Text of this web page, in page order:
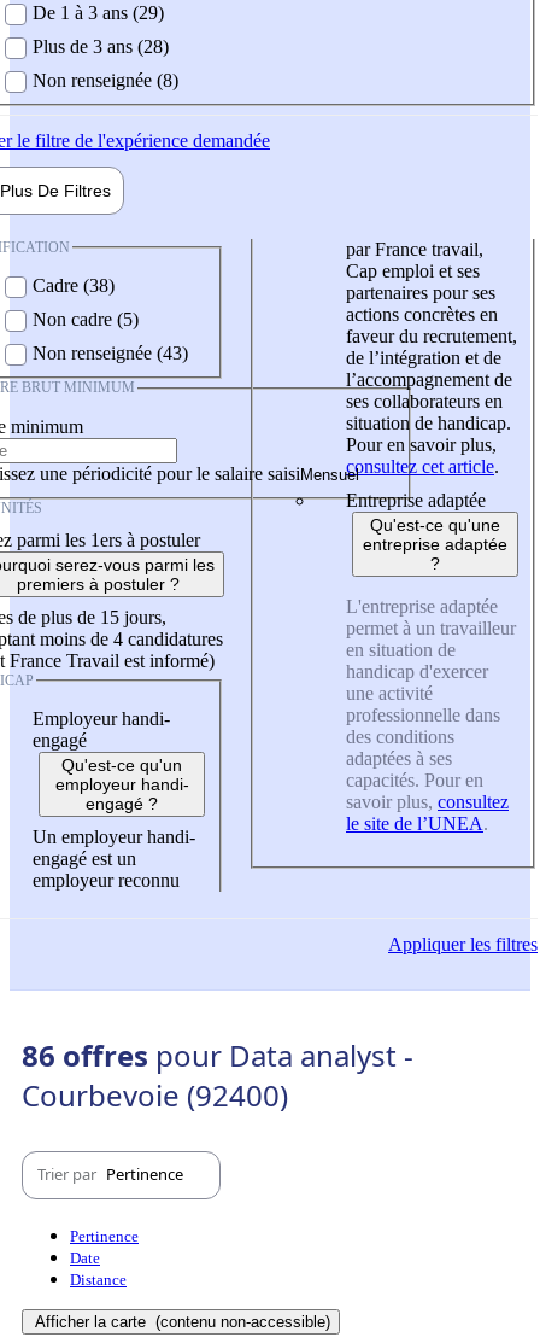
De 1 à 3 ans (29)
Plus de 3 ans (28)
Non renseignée (8)
le filtre de l'expérience demandée
Plus De Filtres
Cadre (38)
Non cadre (5)
Non renseignée (43)
BRUT MINIMUM
minimum
une périodicité pour le salaire saisi
parmi les 1ers à postuler
serez-vous parmi les
premiers à postuler ?
de plus de 15 jours,
moins de 4 candidatures
France Travail est informé)
Employeur handi-
engagé
Qu'est-ce qu'un
employeur handi-
engagé ?
Un employeur handi-
engagé est un
employeur reconnu
par France travail,
Cap emploi et ses
partenaires pour ses
actions concrètes en
faveur du recrutement,
de l’intégration et de
l’accompagnement de
ses collaborateurs en
situation de handicap.
Pour en savoir plus,
consultez cet article.
Entreprise adaptée
Qu'est-ce qu'une
entreprise adaptée
?
L'entreprise adaptée
permet à un travailleur
en situation de
handicap d'exercer
une activité
professionnelle dans
des conditions
adaptées à ses
capacités. Pour en
savoir plus, consultez
le site de l’UNEA.
Appliquerles filtres
86 offres pour Data analyst -
Courbevoie (92400)
Trier par Pertinence
Pertinence
Date
Distance
Afficher la carte (contenu non-accessible)